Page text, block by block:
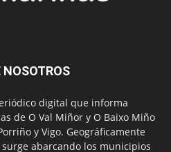
NOSOTROS
digital que informa
de O Val Miñor y O Baixo Miño
y Vigo. Geográficamente
abarcando los municipios